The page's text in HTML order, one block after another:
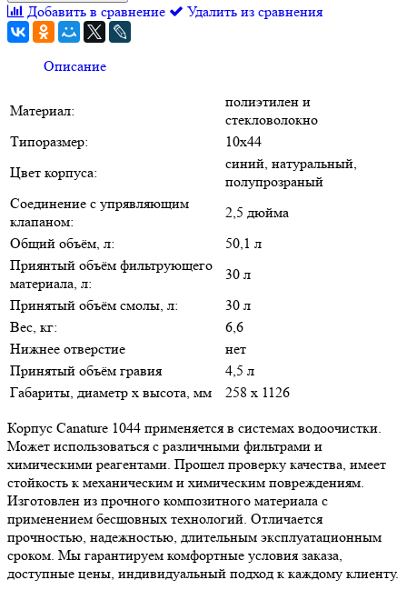
Добавить в сравнение Удалить из сравнения
Описание
Материал:
полиэтилен и
стекловолокно
Типоразмер:
10х44
Цвет корпуса:
синий, натуральный,
полупрозраный
Соединение с упрявляющим
клапаном:
2,5 дюйма
Общий объём, л:
50,1 л
Приянтый объём фильтрующего
материала, л:
30 л
Принятый объём смолы, л:
30 л
Вес, кг:
6,6
Нижнее отверстие
нет
Принятый объём гравия
4,5 л
Габариты, диаметр х высота, мм
258 х 1126
Корпус Canature 1044 применяется в системах водоочистки.
Может использоваться с различными фильтрами и
химическими реагентами. Прошел проверку качества, имеет
стойкость к механическим и химическим повреждениям.
Изготовлен из прочного композитного материала с
применением бесшовных технологий. Отличается
прочностью, надежностью, длительным эксплуатационным
сроком. Мы гарантируем комфортные условия заказа,
доступные цены, индивидуальный подход к каждому клиенту.